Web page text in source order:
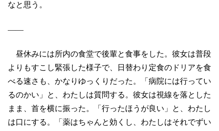
なと思う。
――
昼休みには所内の食堂で後輩と食事をした。彼女は普段
よりもすこし緊張した様子で、日替わり定食のドリアを食
べる速さも、かなりゆっくりだった。「病院には行ってい
るのかい」と、わたしは質問する。彼女は視線を落とした
まま、首を横に振った。「行ったほうが良い」と、わたし
は口にする。「薬はちゃんと効くし、わたしはそれでずい